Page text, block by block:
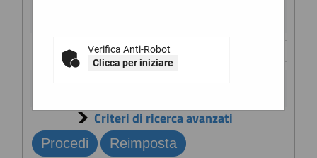
Verifica Anti-Robot
Clicca per iniziare
Titolo :
Criteri di ricerca avanzati